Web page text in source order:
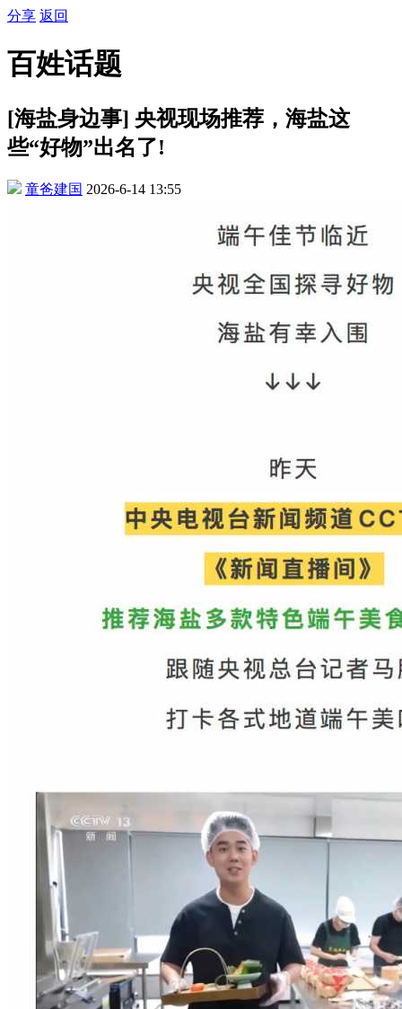
分享 返回
百姓话题
[海盐身边事] 央视现场推荐，海盐这
些“好物”出名了!
童爸建国 2026-6-14 13:55